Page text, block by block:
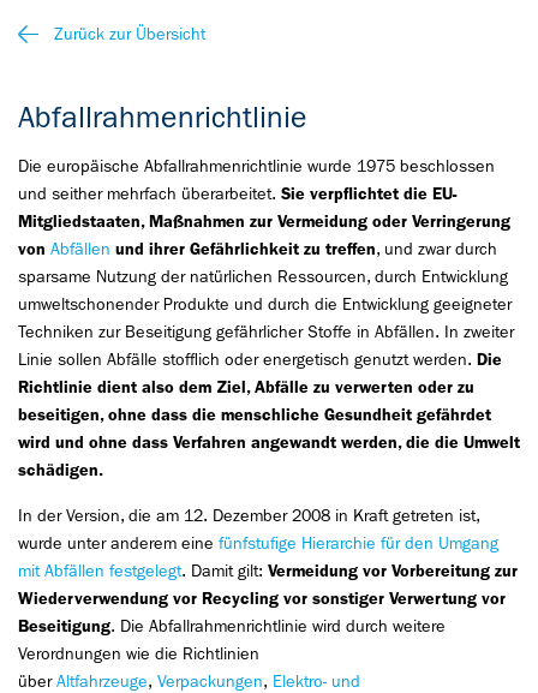
Zurück zur Übersicht
Abfallrahmenrichtlinie
Die europäische Abfallrahmenrichtlinie wurde 1975 beschlossen
und seither mehrfach überarbeitet. Sie verpflichtet die EU-
Mitgliedstaaten, Maßnahmen zur Vermeidung oder Verringerung
von Abfällen und ihrer Gefährlichkeit zu treffen, und zwar durch
sparsame Nutzung der natürlichen Ressourcen, durch Entwicklung
umweltschonender Produkte und durch die Entwicklung geeigneter
Techniken zur Beseitigung gefährlicher Stoffe in Abfällen. In zweiter
Linie sollen Abfälle stofflich oder energetisch genutzt werden. Die
Richtlinie dient also dem Ziel, Abfälle zu verwerten oder zu
beseitigen, ohne dass die menschliche Gesundheit gefährdet
wird und ohne dass Verfahren angewandt werden, die die Umwelt
schädigen.
In der Version, die am 12. Dezember 2008 in Kraft getreten ist,
wurde unter anderem eine fünfstufige Hierarchie für den Umgang
mit Abfällen festgelegt. Damit gilt: Vermeidung vor Vorbereitung zur
Wiederverwendung vor Recycling vor sonstiger Verwertung vor
Beseitigung. Die Abfallrahmenrichtlinie wird durch weitere
Verordnungen wie die Richtlinien
überAltfahrzeuge, Verpackungen, Elektro- und